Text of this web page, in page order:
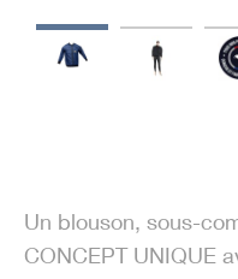
Un blouson, sous-
CONCEPT UNIQUE